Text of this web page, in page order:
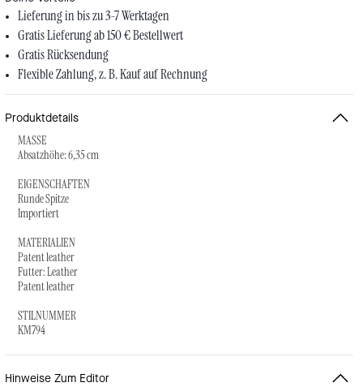
Lieferung in bis zu 3-7 Werktagen
Gratis Lieferung ab 150 € Bestellwert
Gratis Rücksendung
Flexible Zahlung, z. B. Kauf auf Rechnung
Produktdetails
MASSE
Absatzhöhe: 6,35 cm
EIGENSCHAFTEN
Runde Spitze
Importiert
MATERIALIEN
Patent leather
Futter: Leather
Patent leather
STILNUMMER
KM794
Hinweise Zum Editor